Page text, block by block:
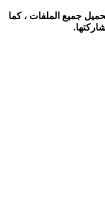
جميع الملفات ، كما